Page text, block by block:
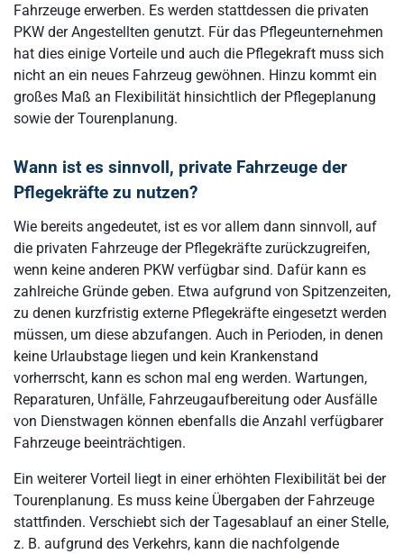
Fahrzeuge erwerben. Es werden stattdessen die privaten
PKW der Angestellten genutzt. Für das Pflegeunternehmen
hat dies einige Vorteile und auch die Pflegekraft muss sich
nicht an ein neues Fahrzeug gewöhnen. Hinzu kommt ein
großes Maß an Flexibilität hinsichtlich der Pflegeplanung
sowie der Tourenplanung.
Wann ist es sinnvoll, private Fahrzeuge der
Pflegekräfte zu nutzen?
Wie bereits angedeutet, ist es vor allem dann sinnvoll, auf
die privaten Fahrzeuge der Pflegekräfte zurückzugreifen,
wenn keine anderen PKW verfügbar sind. Dafür kann es
zahlreiche Gründe geben. Etwa aufgrund von Spitzenzeiten,
zu denen kurzfristig externe Pflegekräfte eingesetzt werden
müssen, um diese abzufangen. Auch in Perioden, in denen
keine Urlaubstage liegen und kein Krankenstand
vorherrscht, kann es schon mal eng werden. Wartungen,
Reparaturen, Unfälle, Fahrzeugaufbereitung oder Ausfälle
von Dienstwagen können ebenfalls die Anzahl verfügbarer
Fahrzeuge beeinträchtigen.
Ein weiterer Vorteil liegt in einer erhöhten Flexibilität bei der
Tourenplanung. Es muss keine Übergaben der Fahrzeuge
stattfinden. Verschiebt sich der Tagesablauf an einer Stelle,
z. B. aufgrund des Verkehrs, kann die nachfolgende